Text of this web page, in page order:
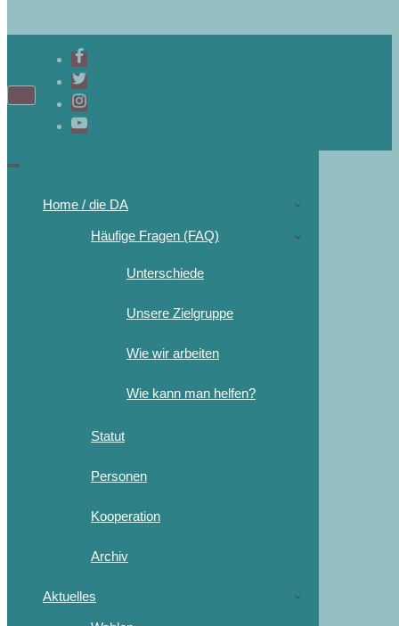
Home / die DA
Häufige Fragen (FAQ)
Unterschiede
Unsere Zielgruppe
Wie wir arbeiten
Wie kann man helfen?
Statut
Personen
Kooperation
Archiv
Aktuelles